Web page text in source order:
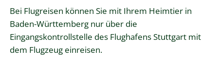
Bei Flugreisen können Sie mit Ihrem Heimtier in
Baden-Württemberg nur über die
Eingangskontrollstelle des Flughafens Stuttgart mit
dem Flugzeug einreisen.